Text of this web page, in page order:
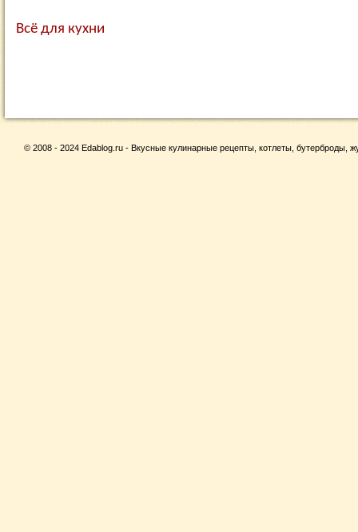
Всё для кухни
© 2008 - 2024 Edablog.ru - Вкусные кулинарные рецепты, котлеты, бутерброды,